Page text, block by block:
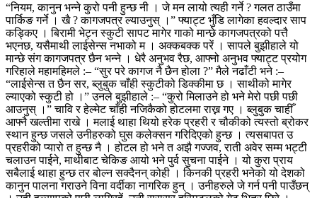
“नियम, कानुन भन्ने कुरो पनी हुन्छ नी । जे मन लायो त्यही गर्ने ? गलत ठाउँमा
पार्किङ गर्ने । खै ? कागजपत्र ल्याउनुस् ।” फ्याट्ट भुँडि लागेका हवल्दार साप
कड्किए ।बिरामी भेट्न स्कुटी सापट मागेर गाको मान्छे कागजपत्रको पत्तै
भएनछ, यसैमाथी लाईसेन्स नभाको म । अक्कबक्क परें । सापले बुझीहाले यो
मान्छे संग कागजपत्र छैन भन्ने । धेरै अनुभव रैछ, आफ्नो अनुभव फ्याट्ट प्रयोग
गरिहाले महामहिमले :– “सुर परे कागज नै छैन होला ?”मैले नढाँटी भने :–
“लाईसेन्स त छैन सर, ब्लुबुक चाँही स्कुटीको डिक्कीमा छ । साथीको मागेर
ल्याएको स्कुटी हो ।” उनले बुझीहाले :– “कुरो मिलाउने हो भने मेरो पछी पछी
आउनुस् ।” चावि र हेल्मेट चाँही नजिकैको होटलमा राख्न गए । ब्लुबुक चाहीँ
आफ्नै खल्तीमा राखे ।मलाई थाहा थियो हरेक प्रहरी र चौकीको त्यस्तो ब्रोकर
स्थान हुन्छ जसले उनीहरुको घुस कलेक्सन गरिदिएको हुन्छ । त्यसबापत उ
प्रहरीको प्यारो त हुन्छ नै । होटल हो भने त अझै गज्जव, राती अवेर सम्म भट्टी
चलाउन पाईने, माथीबाट चेकिङ आयो भने पुर्व सुचना पाईने । यो कुरा प्राय
सबैलाई थाहा हुन्छ तर बोल्न सक्दैनन् कोही । किनकी प्रहरी भनेको यो देशको
कानुन पालना गराउने विना वर्दीका नागरिक हुन् । उनीहरुले जे गर्न पनी पाउँछन्